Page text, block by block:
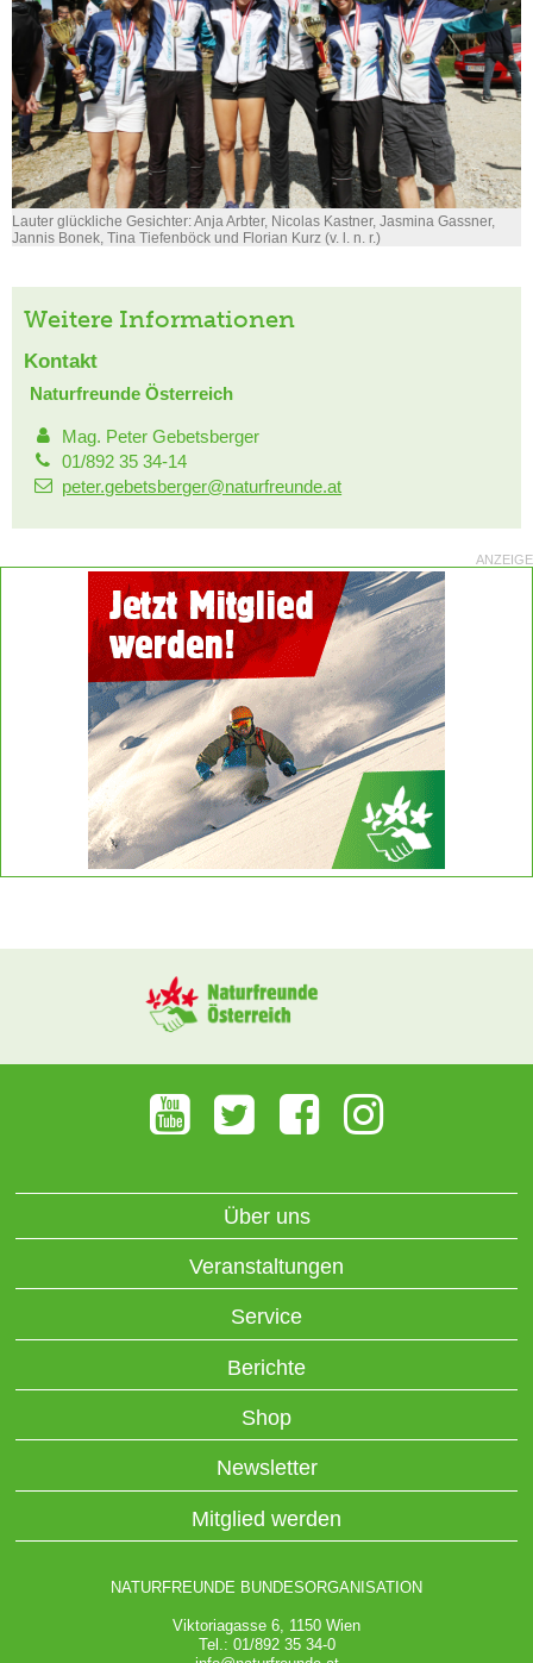
Lauter glückliche Gesichter: Anja Arbter, Nicolas Kastner, Jasmina Gassner,
Jannis Bonek, Tina Tiefenböck und Florian Kurz (v. l. n. r.)
Weitere Informationen
Kontakt
Naturfreunde Österreich
Mag. Peter Gebetsberger
01/892 35 34-14
peter.gebetsberger@naturfreunde.at
ANZEIGE
Über uns
Veranstaltungen
Service
Berichte
Shop
Newsletter
Mitglied werden
NATURFREUNDE BUNDESORGANISATION
Viktoriagasse 6, 1150 Wien
Tel.: 01/892 35 34-0